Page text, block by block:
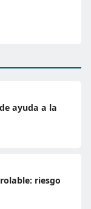
ayuda a la
riesgo